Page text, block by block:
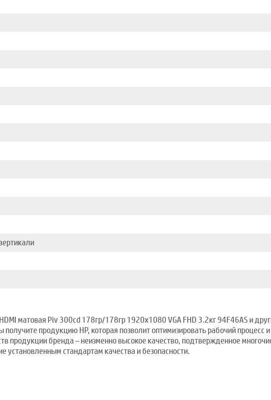
матовая Piv 300cd 178гр/178гр 1920x1080 VGA FHD 3.2кг 94F46AS и
продукцию HP, которая позволит оптимизировать рабочий процесс
продукции бренда – неизменно высокое качество, подтвержденное
установленным стандартам качества и безопасности.